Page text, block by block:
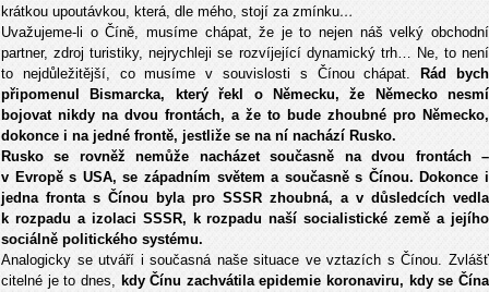
krátkou upoutávkou, která, dle mého, stojí za zmínku…
Uvažujeme-li o Číně, musíme chápat, že je to nejen náš velký obchodní
partner, zdroj turistiky, nejrychleji se rozvíjející dynamický trh… Ne, to není
to nejdůležitější, co musíme v souvislosti s Čínou chápat.
Rád bych
připomenul Bismarcka, který řekl o Německu, že Německo nesmí
bojovat nikdy na dvou frontách, a že to bude zhoubné pro Německo,
dokonce i na jedné frontě, jestliže se na ní nachází Rusko.
Rusko se rovněž nemůže nacházet současně na dvou frontách –
v Evropě s USA, se západním světem a současně s Čínou. Dokonce i
jedna fronta s Čínou byla pro SSSR zhoubná, a v důsledcích vedla
k rozpadu a izolaci SSSR, k rozpadu naší socialistické země a jejího
sociálně politického systému.
Analogicky se utváří i současná naše situace ve vztazích s Čínou. Zvlášť
citelné je to dnes, kdy Čínu zachvátila epidemie koronaviru, kdy se Čína